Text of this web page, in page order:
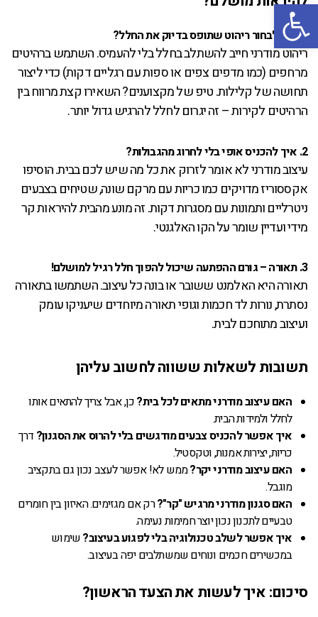
1. איך לבחור ריהוט שתופס בדיוק את החלל?
ריהוט מודרני חייב להשתלב בחלל בלי להעמיס. השתמש ברהיטים
מרחפים (כמו מדפים צפים או ספות עם רגליים דקות) כדי ליצור
תחושה של קלילות. טיפ של מקצוענים? השאירו קצת מרווח בין
הרהיטים לקירות – זה יגרום לחלל להרגיש גדול יותר.
2. איך להכניס אופי בלי לחרוג מהגבולות?
עיצוב מודרני לא אומר לזרוק את כל מה שיש לכם בבית. הוסיפו
אקססוריז מדויקים כמו כריות עם מרקם שונה, שטיחים בצבעים
ניטרליים ותמונות עם מסגרות דקות. זה מונע מהבית להיראות קר
מידי ועדיין שומר על הקו האלגנטי.
3. תאורה – גורם ההפתעה שיכול להפוך חלל רגיל למושלם!
תאורה היא האלמנט ששובר או בונה כל עיצוב. השתמשו בתאורה
נסתרת, נורות לד חכמות וגופי תאורה מיוחדים שיעניקו עומק
ועיצוב מתוחכם לבית.
תשובות לשאלות ששווה לחשוב עליהן
האם עיצוב מודרני מתאים לכל בית?כן, אבל צריך להתאים אותו
לחלל ולמידות הבית.
איך אפשר להכניס צבעים מודגשים בלי להרוס את הסגנון? דרך
כריות, יצירות אמנות, וטקסטיל.
האם עיצוב מודרני יקר?ממש לא! אפשר לעצב נכון גם בתקציב
מוגבל.
האם סגנון מודרני מרגיש "קר"?רק אם מגזימים. האיזון בין חומרים
טבעיים לתכנון נכון יוצר חמימות נעימה.
איך אפשר לשלב טכנולוגיה בלי לפגוע בעיצוב?שימוש
במכשירים חכמים ונוחים שמשתלבים יפה בעיצוב.
סיכום: איך לעשות את הצעד הראשון?
פתח סרגל נגישות